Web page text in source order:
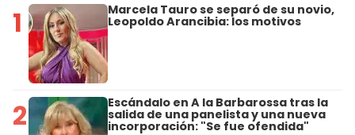
1 Marcela Tauro se separó de su novio,
Leopoldo Arancibia: los motivos
2 Escándalo en A la Barbarossa tras la
salida de una panelista y una nueva
incorporación: "Se fue ofendida"